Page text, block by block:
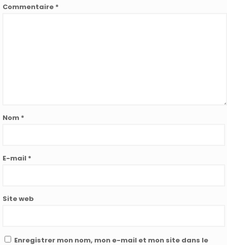
Commentaire *
Nom *
E-mail *
Site web
Enregistrer mon nom, mon e-mail et mon site dans le